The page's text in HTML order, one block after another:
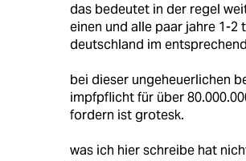
das bedeutet in der regel
einen und alle paar jahre 1-2
deutschland im
bei dieser ungeheuerlichen
impfpflicht für über
fordern ist grotesk.
was ich hier schreibe hat